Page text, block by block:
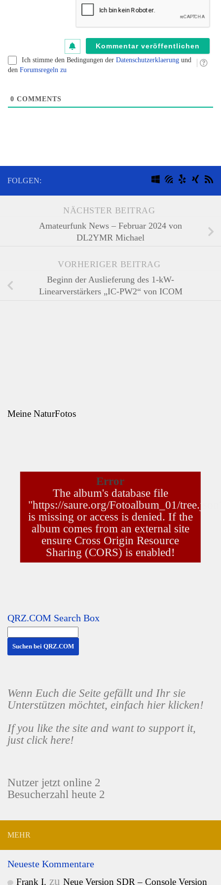
Ich stimme den Bedingungen der Datenschutzerklaerung und
den Forumsregeln zu
0 COMMENTS
FOLGEN:
NÄCHSTER BEITRAG
Amateurfunk News – Februar 2024 von
DL2YMR Michael
VORHERIGER BEITRAG
Beginn der Auslieferung des 1-kW-
Linearverstärkers „IC-PW2“ von ICOM
Meine NaturFotos
QRZ.COM Search Box
Wenn Euch die Seite gefällt und Ihr sie
Unterstützen möchtet, einfach hier klicken!
If you like the site and want to support it,
just click here!
Nutzer jetzt online 2
Besucherzahl heute 2
MEHR
Neueste Kommentare
Frank I. zu Neue Version SDR – Console Version